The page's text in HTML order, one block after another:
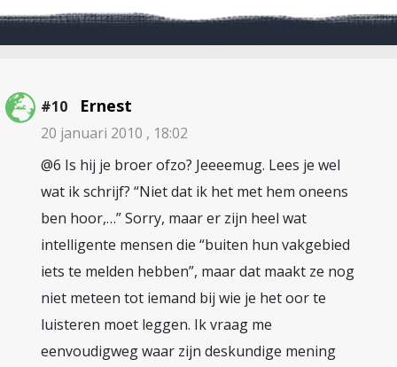
#10 Ernest
20 januari 2010 , 18:02
@6 Is hij je broer ofzo? Jeeeemug. Lees je wel
wat ik schrijf? “Niet dat ik het met hem oneens
ben hoor,…” Sorry, maar er zijn heel wat
intelligente mensen die “buiten hun vakgebied
iets te melden hebben”, maar dat maakt ze nog
niet meteen tot iemand bij wie je het oor te
luisteren moet leggen. Ik vraag me
eenvoudigweg waar zijn deskundige mening